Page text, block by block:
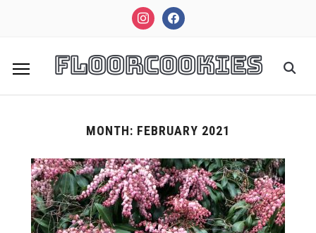
instagramfacebook
FloorCookies
MONTH: FEBRUARY 2021